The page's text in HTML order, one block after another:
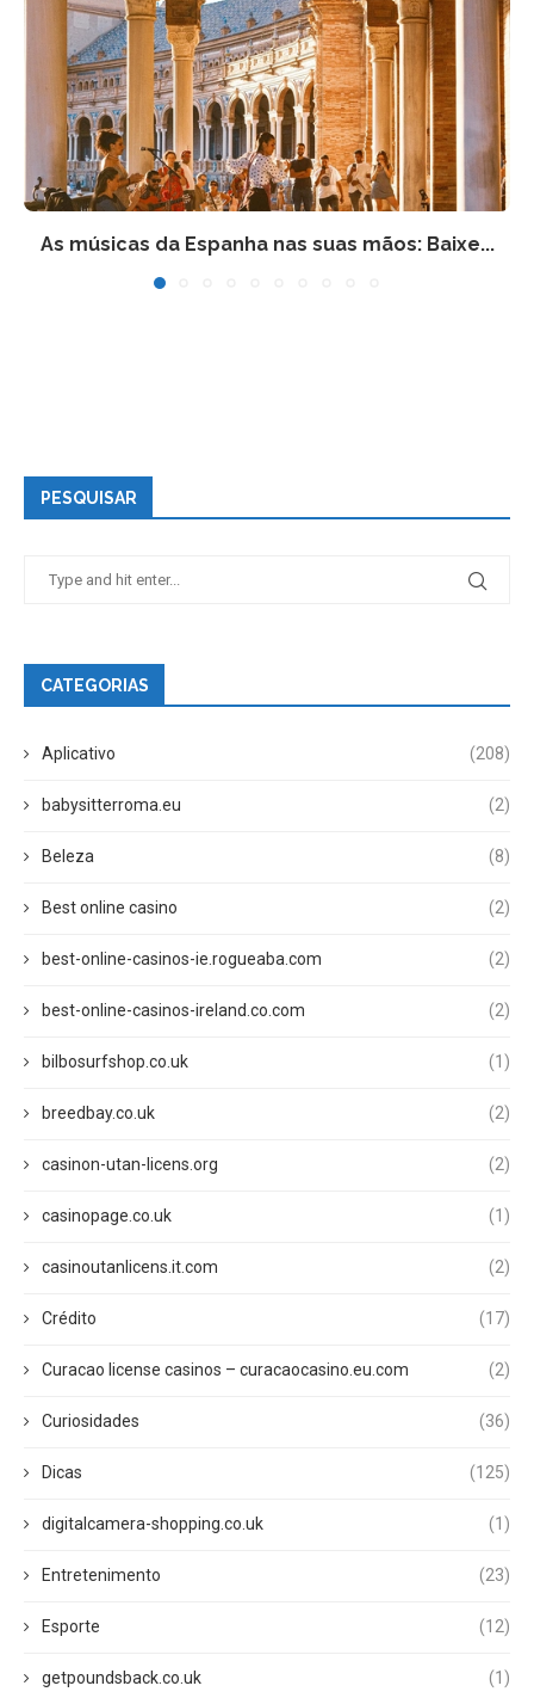
As músicas da Espanha nas suas mãos: Baixe...
PESQUISAR
CATEGORIAS
Aplicativo (208)
babysitterroma.eu (2)
Beleza (8)
Best online casino (2)
best-online-casinos-ie.rogueaba.com (2)
best-online-casinos-ireland.co.com (2)
bilbosurfshop.co.uk (1)
breedbay.co.uk (2)
casinon-utan-licens.org (2)
casinopage.co.uk (1)
casinoutanlicens.it.com (2)
Crédito (17)
Curacao license casinos – curacaocasino.eu.com (2)
Curiosidades (36)
Dicas (125)
digitalcamera-shopping.co.uk (1)
Entretenimento (23)
Esporte (12)
getpoundsback.co.uk (1)